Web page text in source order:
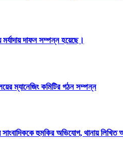
মর্যাদায় দাফন সম্পন্ন হয়েছে।
ম্যানেজিং কমিটির গঠন সম্পন্ন
হুমকির অভিযোগ, থানায় লিখিত